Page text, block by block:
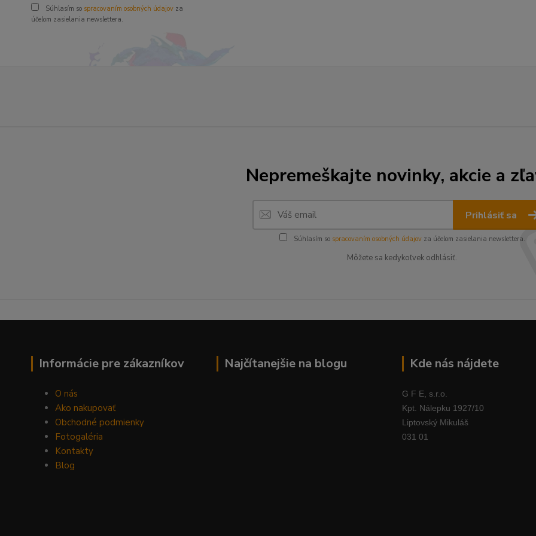
Súhlasím so spracovaním osobných údajov za
účelom zasielania newslettera.
Nepremeškajte novinky, akcie a
Prihlásiť sa
Súhlasím so spracovaním osobných údajovza účelom zasielania newslettera.
Môžete sa kedykoľvek odhlásiť.
Informácie pre zákazníkov
O nás
Ako nakupovať
Obchodné podmienky
Fotogaléria
Kontakty
Blog
Najčítanejšie na blogu Kde nás nájdete
G F E, s.r.o.
Kpt. Nálepku 1927/10
Liptovský Mikuláš
031 01